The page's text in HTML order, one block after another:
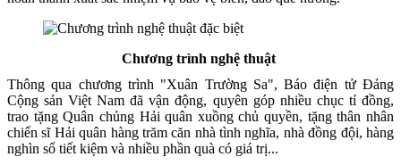
Chương trình nghệ thuật
Thông qua chương trình "Xuân Trường Sa", Báo điện tử Đảng
Cộng sản Việt Nam đã vận động, quyên góp nhiều chục tỉ đồng,
trao tặng Quân chủng Hải quân xuồng chủ quyền, tặng thân nhân
chiến sĩ Hải quân hàng trăm căn nhà tình nghĩa, nhà đồng đội, hàng
nghìn sổ tiết kiệm và nhiều phần quà có giá trị...